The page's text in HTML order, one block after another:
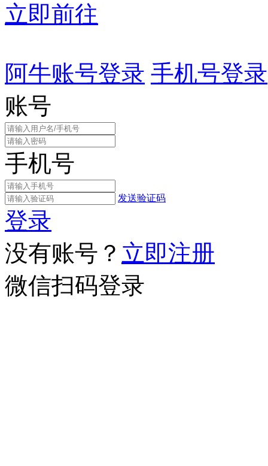
立即前往
阿牛账号登录 手机号登录
账号
手机号
发送验证码
登录
没有账号？ 立即注册
微信扫码登录